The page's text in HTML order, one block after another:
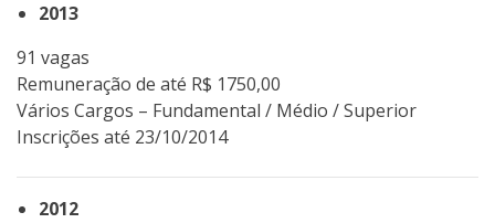
2013
91 vagas
Remuneração de até R$ 1750,00
Vários Cargos – Fundamental / Médio / Superior
Inscrições até 23/10/2014
2012